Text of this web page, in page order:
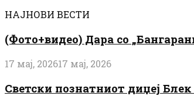
НАЈНОВИ ВЕСТИ
(Фото+видео) Дара со
17 мај, 202617 мај, 2026
Светски познатниот диџеј